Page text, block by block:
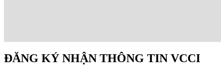
ĐĂNG KÝ NHẬN THÔNG TIN VCCI